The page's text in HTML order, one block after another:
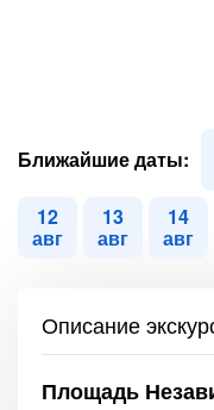
Ближайшие даты:
12
авг
13
авг
14
авг
Описание
Площадь